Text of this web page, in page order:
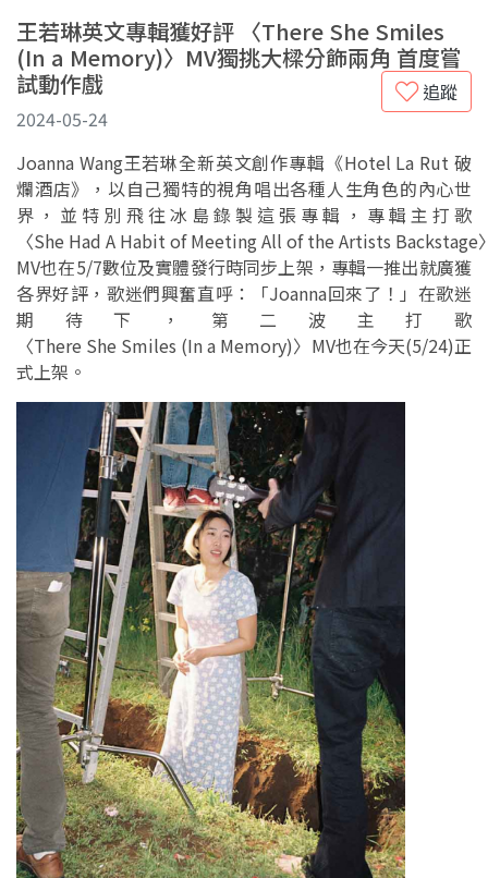
王若琳英文專輯獲好評 〈There She Smiles
(In a Memory)〉MV獨挑大樑分飾兩角 首度嘗
試動作戲
追蹤
2024-05-24
Joanna Wang王若琳全新英文創作專輯《Hotel La Rut 破
爛酒店》，以自己獨特的視角唱出各種人生角色的內心世
界，並特別飛往冰島錄製這張專輯，專輯主打歌
〈She Had A Habit of Meeting All of the Artists Backstage
MV也在5/7數位及實體發行時同步上架，專輯一推出就廣獲
各界好評，歌迷們興奮直呼：「Joanna回來了！」在歌迷
期待下，第二波主打歌
〈There She Smiles (In a Memory)〉MV也在今天(5/24)正
式上架。